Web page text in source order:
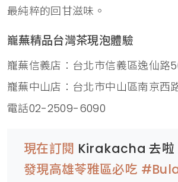
最純粹的回甘滋味。
巃蕪精品台灣茶現泡體驗
巃蕪信義店：台北市信義區逸仙路
巃蕪中山店：台北市中山區南京西
電話02-2509-6090
現在訂閱 Kirakacha 去
發現高雄苓雅區必吃